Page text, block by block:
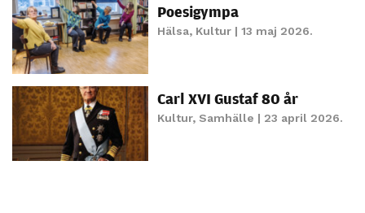
Poesigympa
Hälsa, Kultur| 13 maj 2026.
Carl XVI Gustaf 80 år
Kultur, Samhälle | 23 april 2026.